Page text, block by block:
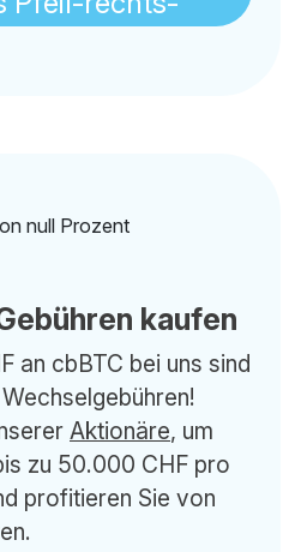
kaufen
an cbBTC bei uns sind
Aktionäre, um
zu 50.000 CHF pro
profitieren Sie von